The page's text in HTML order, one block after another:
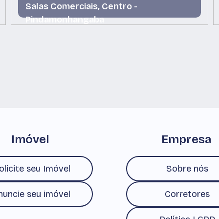
Salas Comerciais, Centro -
Pindamonhangaba
Imóvel
seu Imóvel
seu imóvel
Empresa
Sobre nós
Corretores